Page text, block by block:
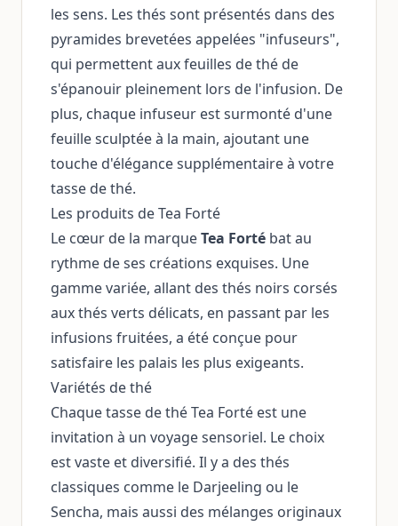
les sens. Les thés sont présentés dans des
pyramides brevetées appelées "infuseurs",
qui permettent aux feuilles de thé de
s'épanouir pleinement lors de l'infusion. De
plus, chaque infuseur est surmonté d'une
feuille sculptée à la main, ajoutant une
touche d'élégance supplémentaire à votre
tasse de thé.
Les produits de Tea Forté
Le cœur de la marqueTea Forté bat au
rythme de ses créations exquises. Une
gamme variée, allant des thés noirs corsés
aux thés verts délicats, en passant par les
infusions fruitées, a été conçue pour
satisfaire les palais les plus exigeants.
Variétés de thé
Chaque tasse de thé Tea Forté est une
invitation à un voyage sensoriel. Le choix
est vaste et diversifié. Il y a des thés
classiques comme le Darjeeling ou le
Sencha, mais aussi des mélanges originaux